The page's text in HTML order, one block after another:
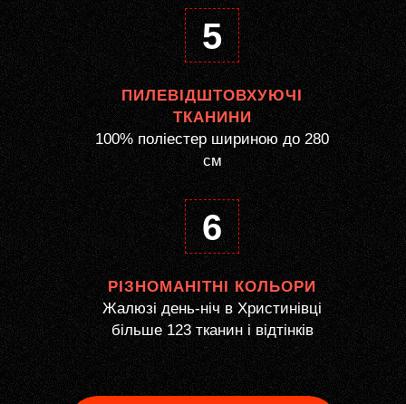
5
ПИЛЕВІДШТОВХУЮЧІ
ТКАНИНИ
100% поліестер шириною до 280
см
6
РІЗНОМАНІТНІ КОЛЬОРИ
Жалюзі день-ніч в Христинівці
більше 123 тканин і відтінків